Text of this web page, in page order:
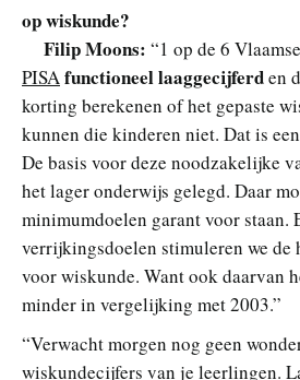
op wiskunde?
Filip Moons: “1 op de 6
PISA functioneel laaggecijferden
korting berekenen of het gepaste
kunnen die kinderen niet. Dat is
De basis voor deze noodzakelijke
het lager onderwijs gelegd. Daar
minimumdoelen garant voor staan.
verrijkingsdoelen stimuleren we de
voor wiskunde. Want ook daarvan
minder in vergelijking met 2003.”
“Verwacht morgen nog geen
wiskundecijfers van je leerlingen.